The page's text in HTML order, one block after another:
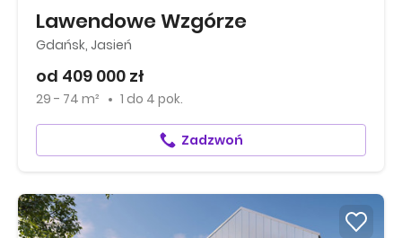
Lawendowe Wzgórze
Gdańsk, Jasień
od 409 000 zł
29 - 74 m² 1 do 4 pok.
Zadzwoń